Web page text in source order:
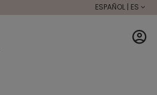
ESPAÑOL | ES